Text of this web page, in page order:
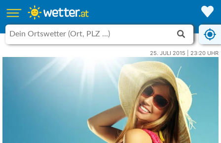
25. JULI 2015 | 23:20 UHR